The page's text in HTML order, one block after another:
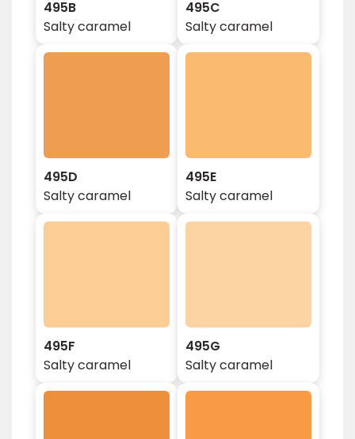
495B
Salty caramel
495C
Salty caramel
495D
Salty caramel
495E
Salty caramel
495F
Salty caramel
495G
Salty caramel